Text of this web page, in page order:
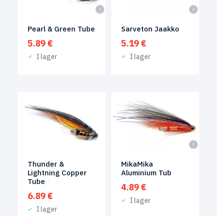
Pearl & Green Tube
5.89 €
I lager
Sarveton Jaakko
5.19 €
I lager
Thunder &
Lightning Copper
Tube
6.89 €
I lager
MikaMika
Aluminium Tub
4.89 €
I lager